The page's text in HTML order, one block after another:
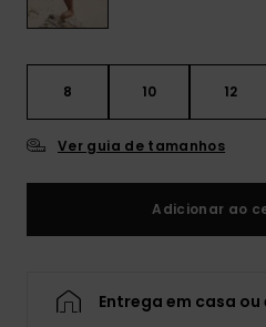
8 10 12
Ver guia de tamanhos
Adicionar ao
Entrega em casa